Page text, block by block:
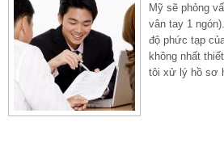
Mỹ sẽ phỏng
vân tay 1
độ phức tạp
không nhất
tôi xử lý hồ sơ